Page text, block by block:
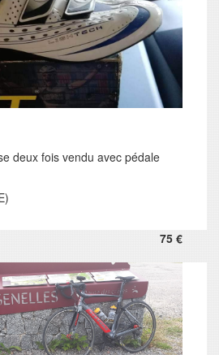
deux fois vendu avec pédale
75 €